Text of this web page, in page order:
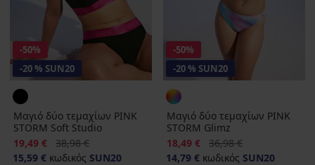
-50%
-20 % SUN20
Μαγιό δύο τεμαχίων PINK
STORM Soft Studio
Έκπτωση
19,49 € Αρχική τιμή
38,98 €
15,59 € κωδικός SUN20
-50%
-20 % SUN20
Μαγιό δύο τεμαχίων PINK
STORM Glimz
Έκπτωση
18,49 € Αρχική τιμή
36,98 €
14,79 € κωδικός SUN20